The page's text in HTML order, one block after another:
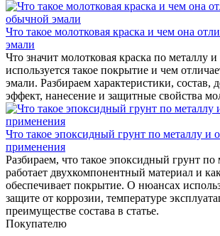
Что такое молотковая краска и чем она
эмали
Что значит молотковая краска по металлу
используется такое покрытие и чем
эмали. Разбираем характеристики, состав,
эффект, нанесение и защитные свойства
Что такое эпоксидный грунт по металлу и
применения
Разбираем, что такое эпоксидный грунт по
работает двухкомпонентный материал и
обеспечивает покрытие. О нюансах
защите от коррозии, температуре
преимуществе состава в статье.
Покупателю